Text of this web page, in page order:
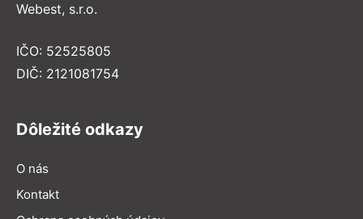
Webest, s.r.o.
IČO: 52525805
DIČ: 2121081754
Dôležité odkazy
O nás
Kontakt